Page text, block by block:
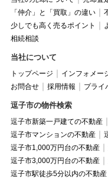
「仲介」と「買取」の違い
少しでも高く売るポイント
相続相談
当社について
トップページ インフォメー
お問合せ
採用情報 プライ
逗子市の物件検索
逗子市新築一戸建ての不動産
逗子市マンションの不動産
逗子市1,000万円台の不動産
逗子市3,000万円台の不動産
逗子市駅徒歩5分以内の不動産